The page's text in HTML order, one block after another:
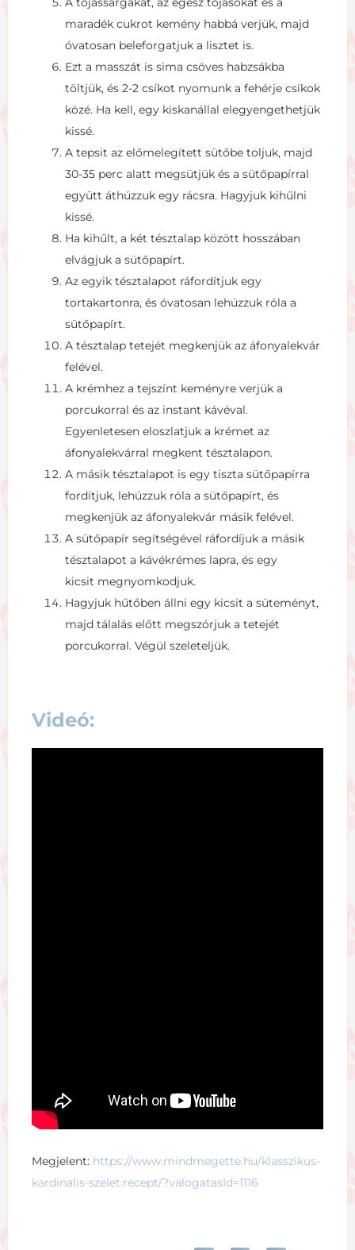
maradék cukrot kemény habbá verjük, majd
óvatosan beleforgatjuk a lisztet is.
Ezt a masszát is sima csöves habzsákba
töltjük, és 2-2 csíkot nyomunk a fehérje csíkok
közé. Ha kell, egy kiskanállal elegyengethetjük
kissé.
A tepsit az előmelegített sütőbe toljuk, majd
30-35 perc alatt megsütjük és a sütőpapírral
együtt áthúzzuk egy rácsra. Hagyjuk kihűlni
kissé.
Ha kihűlt, a két tésztalap között hosszában
elvágjuk a sütőpapírt.
Az egyik tésztalapot ráfordítjuk egy
tortakartonra, és óvatosan lehúzzuk róla a
sütőpapírt.
A tésztalap tetejét megkenjük az áfonyalekvár
felével.
A krémhez a tejszínt keményre verjük a
porcukorral és az instant kávéval.
Egyenletesen eloszlatjuk a krémet az
áfonyalekvárral megkent tésztalapon.
A másik tésztalapot is egy tiszta sütőpapírra
fordítjuk, lehúzzuk róla a sütőpapírt, és
megkenjük az áfonyalekvár másik felével.
A sütőpapír segítségével ráfordíjuk a másik
tésztalapot a kávékrémes lapra, és egy
kicsit megnyomkodjuk.
Hagyjuk hűtőben állni egy kicsit a süteményt,
majd tálalás előtt megszórjuk a tetejét
porcukorral. Végül szeleteljük.
Videó:
Megjelent: https://www.mindmegette.hu/klasszikus-
kardinalis-szelet.recept/?valogatasId=1116